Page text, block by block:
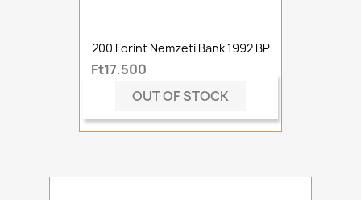
200 Forint Nemzeti Bank 1992 BP
Ft17,500
OUT OF STOCK